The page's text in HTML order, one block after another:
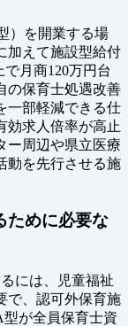
）を開業する場
加えて施設型給付
月商120万円台
の保育士処遇改善
一部軽減できる仕
効求人倍率が高止
ー周辺や県立医療
動を先行させる施
ために必要な
には、児童福祉
で、認可外保育施
が全員保育士資